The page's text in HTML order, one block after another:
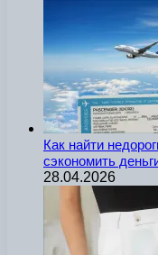
Как найти
сэкономить
28.04.2026